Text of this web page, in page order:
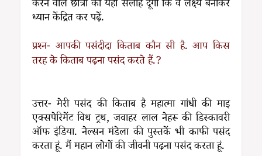
करने वाले छात्रों को यही सलाह दूंगा कि वे लक्ष्य बनाकर
ध्यान केंद्रित कर पढ़ें.
प्रश्न- आपकी पसंदीदा किताब कौन सी है. आप किस
तरह के किताब पढ़ना पसंद करते हैं.?
उत्तर- मेरी पसंद की किताब है महात्मा गांधी की माइ
एक्सपेरिमेंट विथ ट्रथ, जवाहर लाल नेहरू की डिस्कावरी
ऑफ इंडिया. नेल्सन मंडेला की पुस्तकें भी काफी पसंद
करता हूं. मैं महान लोगों की जीवनी पढ़ना पसंद करता हूं.